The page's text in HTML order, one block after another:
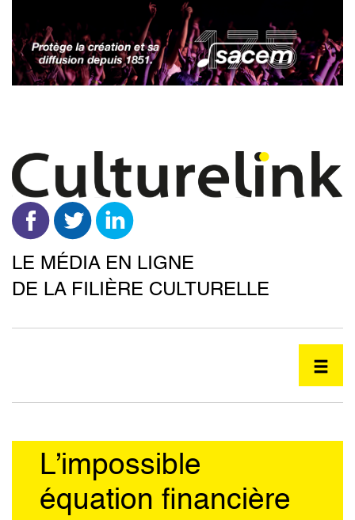
contenu
principal
LE MÉDIA EN LIGNE
DE LA FILIÈRE CULTURELLE
L’impossible
équation financière